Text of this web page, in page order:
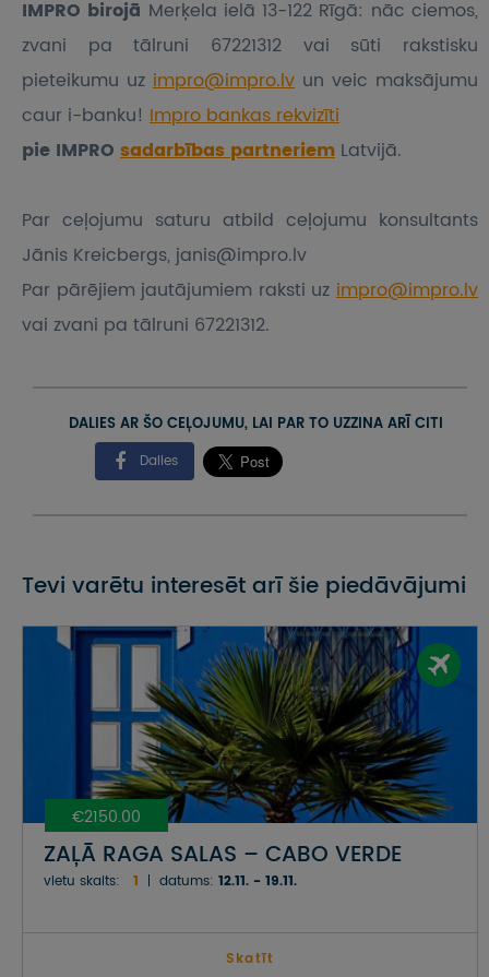
IMPRO birojā Merķela ielā 13-122 Rīgā: nāc ciemos,
zvani pa tālruni 67221312 vai sūti rakstisku
pieteikumu uz impro@impro.lv un veic maksājumu
caur i-banku! Impro bankas rekvizīti
pie IMPRO sadarbības partneriem Latvijā.
Par ceļojumu saturu atbild ceļojumu konsultants
Jānis Kreicbergs, janis@impro.lv
Par pārējiem jautājumiem raksti uz impro@impro.lv
vai zvani pa tālruni 67221312.
DALIES AR ŠO CEĻOJUMU, LAI PAR TO UZZINA ARĪ CITI
Dalies
Tevi varētu interesēt arī šie piedāvājumi
€2150.00
ZAĻĀ RAGA SALAS – CABO VERDE
vietu skaits: 1 datums: 12.11. - 19.11.
Skatīt